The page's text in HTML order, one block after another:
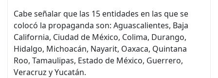
Cabe señalar que las 15 entidades en las que se
colocó la propaganda son: Aguascalientes, Baja
California, Ciudad de México, Colima, Durango,
Hidalgo, Michoacán, Nayarit, Oaxaca, Quintana
Roo, Tamaulipas, Estado de México, Guerrero,
Veracruz y Yucatán.